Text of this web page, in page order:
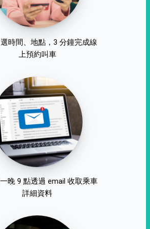
時間、地點，3 分鐘完成線
上預約叫車
晚 9 點透過 email 收取乘車
詳細資料